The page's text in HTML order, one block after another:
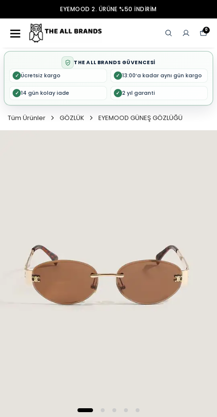
EYEMOOD 2. ÜRÜNE %50 İNDİRİM
0
THE ALL BRANDS GÜVENCESİ
✓ Ücretsiz kargo ✓ 13:00’a kadar aynı gün kargo
✓ 14 gün kolay iade ✓ 2 yıl garanti
Tüm Ürünler GÖZLÜK EYEMOOD GÜNEŞ GÖZLÜĞÜ